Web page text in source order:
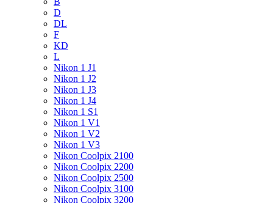
D
DL
F
KD
L
Nikon 1 J1
Nikon 1 J2
Nikon 1 J3
Nikon 1 J4
Nikon 1 S1
Nikon 1 V1
Nikon 1 V2
Nikon 1 V3
Nikon Coolpix 2100
Nikon Coolpix 2200
Nikon Coolpix 2500
Nikon Coolpix 3100
Nikon Coolpix 3200